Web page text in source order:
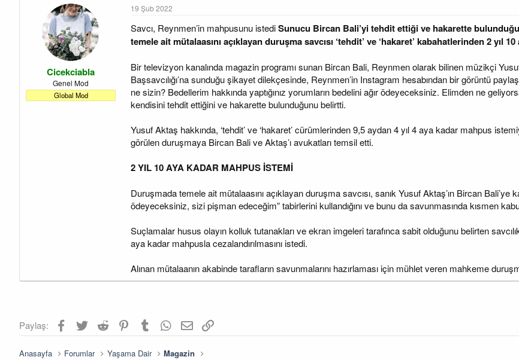
a
t
ş
l
a
n
g
ı
ç
t
a
r
Cicekciabla
Genel Mod
Global Mod
19 Şub 2022
Savcı, Reynmen’in mahpusunu istediSunucu Bircan Bali’yi tehdit ettiği ve hakarette
temele ait mütalaasını açıklayan duruşma savcısı ‘tehdit’ ve ‘hakaret’ kabahatlerinden 2 yıl
Bir televizyon kanalında magazin programı sunan Bircan Bali, Reynmen olarak bilinen müzikçi
Başsavcılığı’na sunduğu şikayet dilekçesinde, Reynmen’in Instagram hesabından bir görüntü
ne sizin? Bedellerim hakkında yaptığınız yorumların bedelini ağır ödeyeceksiniz. Elimden ne
kendisini tehdit ettiğini ve hakarette bulunduğunu belirtti.
Yusuf Aktaş hakkında, ‘tehdit’ ve ‘hakaret’ cürümlerinden 9,5 aydan 4 yıl 4 aya kadar mahpus
görülen duruşmaya Bircan Bali ve Aktaş’ı avukatları temsil etti.
2 YIL 10 AYA KADAR MAHPUS İSTEMİ
Duruşmada temele ait mütalaasını açıklayan duruşma savcısı, sanık Yusuf Aktaş’ın Bircan
ödeyeceksiniz, sizi pişman edeceğim” tabirlerini kullandığını ve bunu da savunmasında kısmen
Suçlamalar husus olayın kolluk tutanakları ve ekran imgeleri tarafınca sabit olduğunu belirten
aya kadar mahpusla cezalandırılmasını istedi.
Alınan mütalaanın akabinde tarafların savunmalarını hazırlaması için mühlet veren mahkeme
Paylaş: Facebook
TwitterReddit PinterestTumblrWhatsApp
E-postaLink
Anasayfa Forumlar Yaşama Dair Magazin